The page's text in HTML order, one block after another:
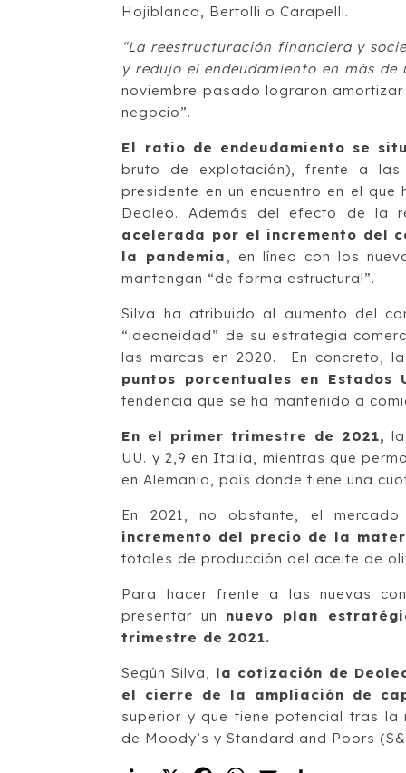
Hojiblanca, Bertolli o Carapelli.
“La reestructuración financiera y
y redujo el endeudamiento en más de
noviembre pasado lograron
negocio”.
El ratio de endeudamiento se
bruto de explotación), frente a
presidente en un encuentro en el
Deoleo. Además del efecto de la
acelerada por el incremento del
la pandemia , en línea con los
mantengan “de forma estructural”.
Silva ha atribuido al aumento del
“ideoneidad” de su estrategia
las marcas en 2020. En concreto,
puntos porcentuales en
tendencia que se ha mantenido a
En el primer trimestre de 2021,
UU. y 2,9 en Italia, mientras que
en Alemania, país donde tiene una
En 2021, no obstante, el
incremento del precio de la
totales de producción del aceite de
Para hacer frente a las nuevas
presentar un nuevo plan
trimestre de 2021.
Según Silva, la cotización de
el cierre de la ampliación de
superior y que tiene potencial tras
de Moody’s y Standard and Poors